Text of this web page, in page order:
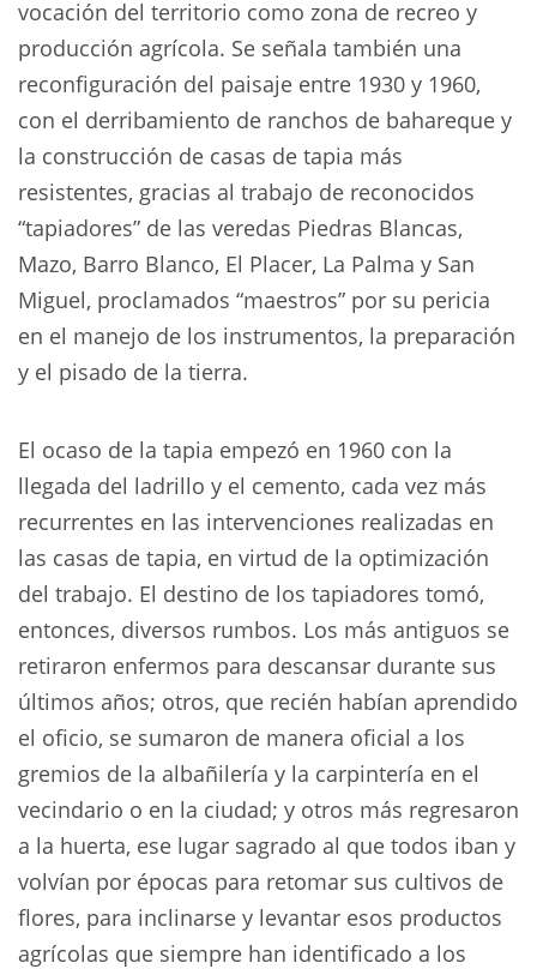
vocación del territorio como zona de recreo y
producción agrícola. Se señala también una
reconfiguración del paisaje entre 1930 y 1960,
con el derribamiento de ranchos de bahareque y
la construcción de casas de tapia más
resistentes, gracias al trabajo de reconocidos
“tapiadores” de las veredas Piedras Blancas,
Mazo, Barro Blanco, El Placer, La Palma y San
Miguel, proclamados “maestros” por su pericia
en el manejo de los instrumentos, la preparación
y el pisado de la tierra.
El ocaso de la tapia empezó en 1960 con la
llegada del ladrillo y el cemento, cada vez más
recurrentes en las intervenciones realizadas en
las casas de tapia, en virtud de la optimización
del trabajo. El destino de los tapiadores tomó,
entonces, diversos rumbos. Los más antiguos se
retiraron enfermos para descansar durante sus
últimos años; otros, que recién habían aprendido
el oficio, se sumaron de manera oficial a los
gremios de la albañilería y la carpintería en el
vecindario o en la ciudad; y otros más regresaron
a la huerta, ese lugar sagrado al que todos iban y
volvían por épocas para retomar sus cultivos de
flores, para inclinarse y levantar esos productos
agrícolas que siempre han identificado a los